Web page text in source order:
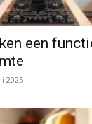
een
2025